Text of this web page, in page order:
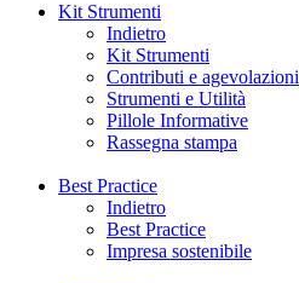
Kit Strumenti
Indietro
Kit Strumenti
Contributi e agevolazioni
Strumenti e Utilità
Pillole Informative
Rassegna stampa
Best Practice
Indietro
Best Practice
Impresa sostenibile